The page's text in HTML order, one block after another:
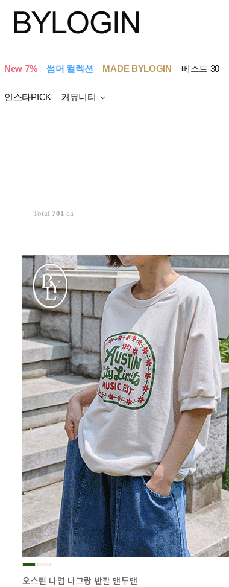
New 7% 썸머 컬렉션 MADE BYLOGIN 베스트 30
인스타PICK 커뮤니티
Total 701 ea
오스틴 나염 나그랑 반팔 맨투맨